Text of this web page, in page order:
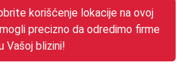
korišćenje lokacije na ovoj
precizno da odredimo firme
Vašoj blizini!